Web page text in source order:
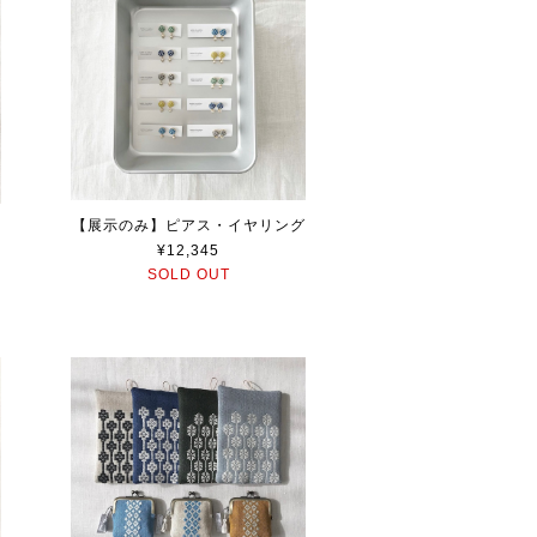
【展示のみ】ピアス・イヤリング
¥12,345
SOLD OUT